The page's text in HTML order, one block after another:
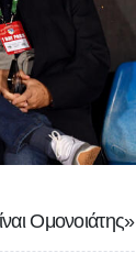
Ομονοιάτης»